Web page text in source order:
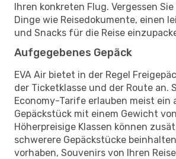
Ihren konkreten Flug. Vergessen
Dinge wie Reisedokumente, einen
und Snacks für die Reise
Aufgegebenes Gepäck
EVA Air bietet in der Regel
der Ticketklasse und der Route an.
Economy-Tarife erlauben meist ein
Gepäckstück mit einem Gewicht
Höherpreisige Klassen können
schwerere Gepäckstücke
vorhaben, Souvenirs von Ihren